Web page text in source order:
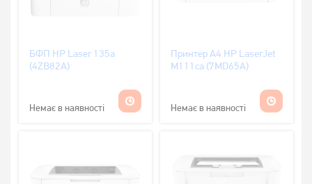
БФП HP Laser 135a
(4ZB82A)
Немає в наявності
Принтер А4 HP LaserJet
M111ca (7MD65A)
Немає в наявності